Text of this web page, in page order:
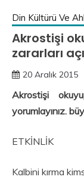
Din Kültürü Ve
Akrostişi
zararları
20 Aralık 2015
Akrostişi
yorumlayınız.
ETKİNLİK
Kalbini kırma